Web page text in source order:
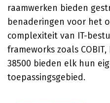
raamwerken bieden
benaderingen voor het
complexiteit van IT-
frameworks zoals COBIT,
38500 bieden elk hun
toepassingsgebied.